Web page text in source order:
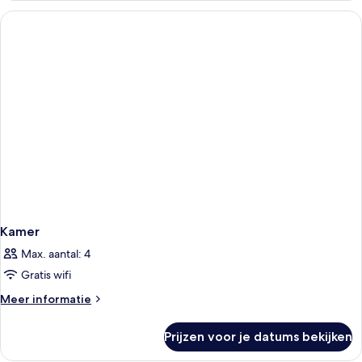
Kamer
Max. aantal: 4
Gratis wifi
Meer informatie
Meer
Prijzen voor je datums bekijken